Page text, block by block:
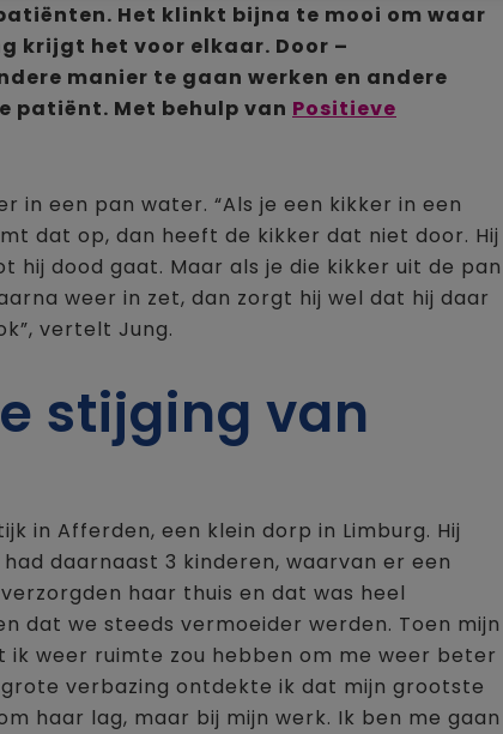
Het klinkt bijna te mooi om waar
krijgt het voor elkaar. Door –
manier te gaan werken en andere
patiënt. Met behulp van Positieve
in een pan water. “Als je een kikker in een
dat op, dan heeft de kikker dat niet door. Hij
hij dood gaat. Maar als je die kikker uit de pan
weer in zet, dan zorgt hij wel dat hij daar
vertelt Jung.
stijging van
in Afferden, een klein dorp in Limburg. Hij
daarnaast 3 kinderen, waarvan er een
haar thuis en dat was heel
dat we steeds vermoeider werden. Toen mijn
weer ruimte zou hebben om me weer beter
verbazing ontdekte ik dat mijn grootste
haar lag, maar bij mijn werk. Ik ben me gaan